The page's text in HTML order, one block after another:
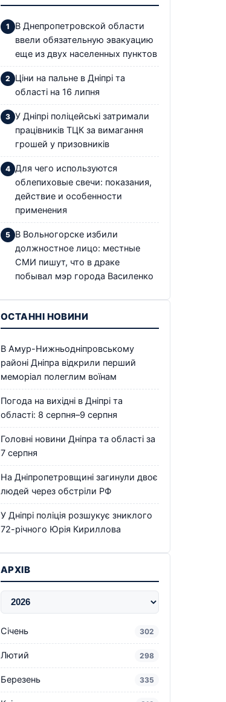
В Днепропетровской области
ввели обязательную эвакуацию
еще из двух населенных пунктов
Ціни на пальне в Дніпрі та
області на 16 липня
У Дніпрі поліцейські затримали
працівників ТЦК за вимагання
грошей у призовників
Для чего используются
облепиховые свечи: показания,
действие и особенности
применения
В Вольногорске избили
должностное лицо: местные
СМИ пишут, что в драке
побывал мэр города Василенко
ОСТАННІ НОВИНИ
В Амур-Нижньодніпровському
районі Дніпра відкрили перший
меморіал полеглим воїнам
Погода на вихідні в Дніпрі та
області: 8 серпня–9 серпня
Головні новини Дніпра та області за
7 серпня
На Дніпропетровщині загинули двоє
людей через обстріли РФ
У Дніпрі поліція розшукує зниклого
72-річного Юрія Кириллова
АРХІВ
Січень 302
Лютий 298
Березень 335